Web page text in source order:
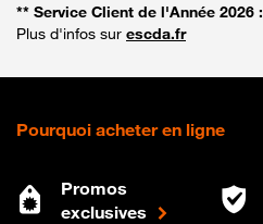
** Service Client de l'Année 2026 :
Plus d'infos sur escda.fr
Pourquoi acheter en ligne
Promos
exclusives